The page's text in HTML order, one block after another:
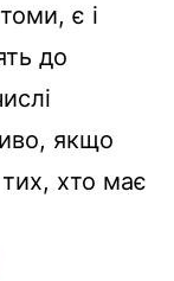
є і
до
якщо
хто має